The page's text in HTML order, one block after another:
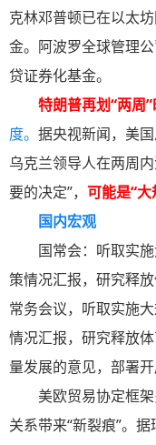
克林邓普顿已在以太
金。阿波罗全球管理
贷证券化基金。
特朗普再划“两周
度。 据央视新闻，美
乌克兰领导人在两周
要的决定”， 可能是“大
国内宏观
国常会：听取实
策情况汇报，研究释
常务会议，听取实施
情况汇报，研究释放
量发展的意见，部署
美欧贸易协定框
关系带来“新裂痕”。